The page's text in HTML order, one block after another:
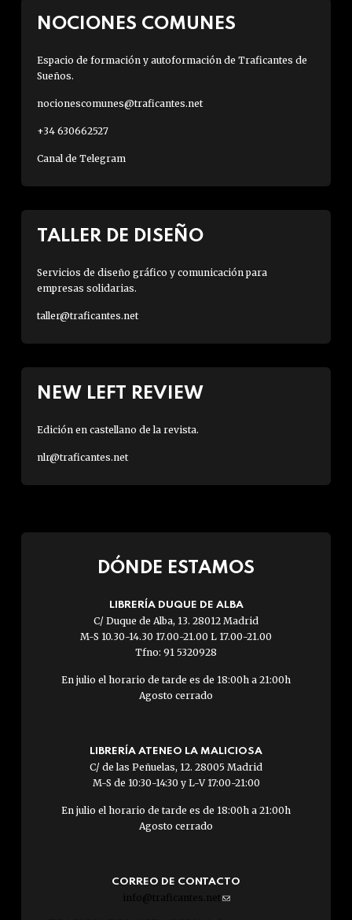
NOCIONES COMUNES
Espacio de formación y autoformación de Traficantes de
Sueños.
nocionescomunes@traficantes.net
+34 630662527
Canal de Telegram
TALLER DE DISEÑO
Servicios de diseño gráfico y comunicación para
empresas solidarias.
taller@traficantes.net
NEW LEFT REVIEW
Edición en castellano de la revista.
nlr@traficantes.net
DÓNDE ESTAMOS
LIBRERÍA DUQUE DE ALBA
C/ Duque de Alba, 13. 28012 Madrid
M-S 10.30-14.30 17.00-21.00 L 17.00-21.00
Tfno: 91 5320928
En julio el horario de tarde es de 18:00h a 21:00h
Agosto cerrado
LIBRERÍA ATENEO LA MALICIOSA
C/ de las Peñuelas, 12. 28005 Madrid
M-S de 10:30-14:30 y L-V 17:00-21:00
En julio el horario de tarde es de 18:00h a 21:00h
Agosto cerrado
CORREO DE CONTACTO
info@traficantes.net (link